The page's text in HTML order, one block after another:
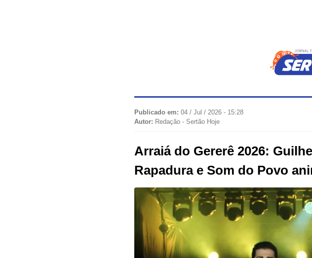
Publicado em: 04 / Jul / 2026 - 15:28
Autor: Redação - Sertão Hoje
Arraiá do Gererê 2026:
Rapadura e Som do Povo